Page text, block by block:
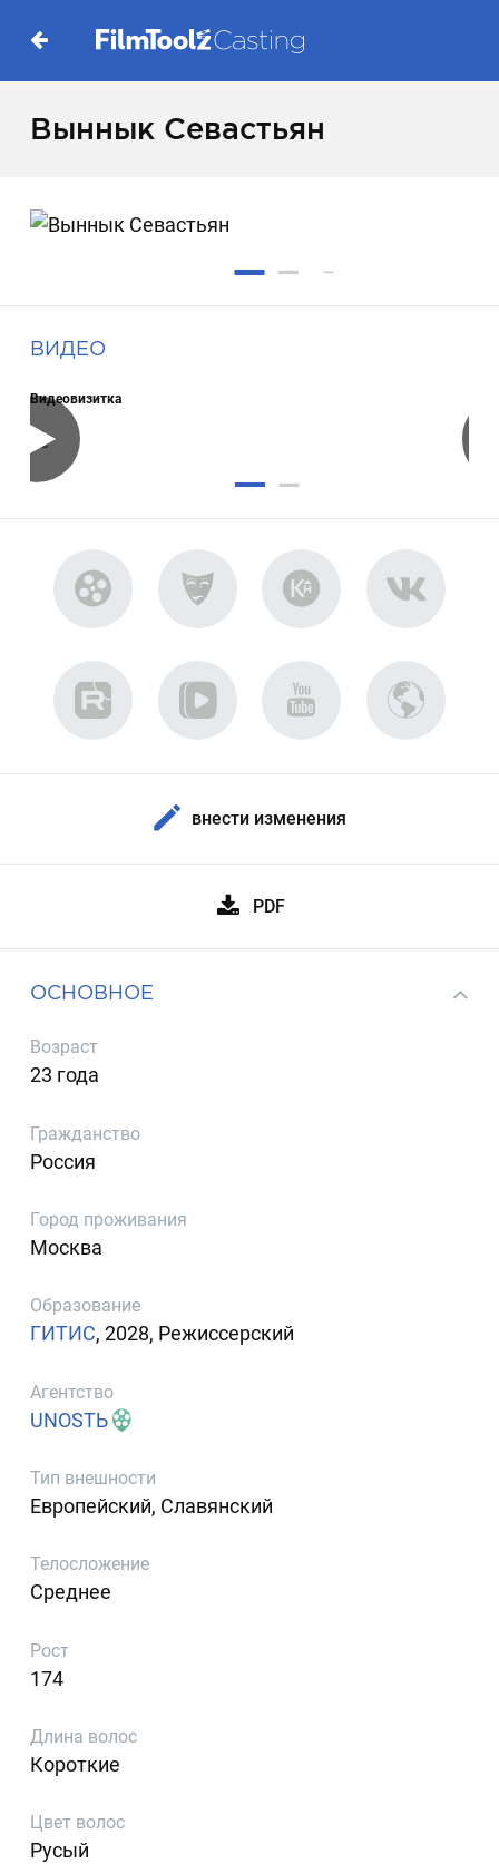
Выннык Севастьян
ВИДЕО
Видеовизитка
внести изменения
PDF
ОСНОВНОЕ
Возраст
23 года
Гражданство
Россия
Город проживания
Москва
Образование
ГИТИС, 2028, Режиссерский
Агентство
UNOSTЬ
Тип внешности
Европейский, Славянский
Телосложение
Среднее
Рост
174
Длина волос
Короткие
Цвет волос
Русый